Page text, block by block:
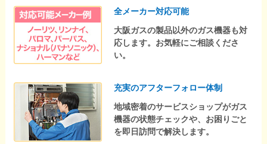
全メーカー対応可能
大阪ガスの製品以外のガス機器も対
応します。お気軽にご相談くださ
い。
充実のアフターフォロー体制
地域密着のサービスショップがガス
機器の状態チェックや、お困りごと
を即日訪問で解決します。